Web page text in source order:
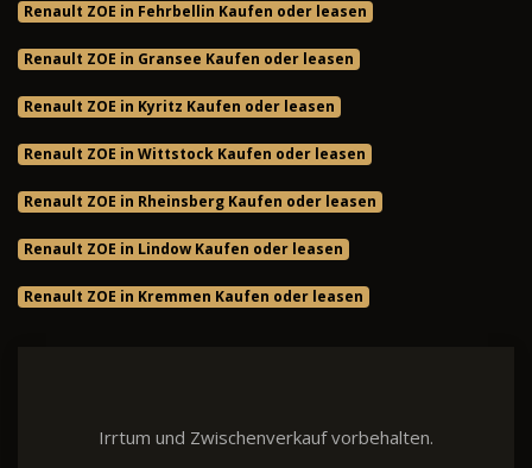
Renault ZOE in Fehrbellin Kaufen oder leasen
Renault ZOE in Gransee Kaufen oder leasen
Renault ZOE in Kyritz Kaufen oder leasen
Renault ZOE in Wittstock Kaufen oder leasen
Renault ZOE in Rheinsberg Kaufen oder leasen
Renault ZOE in Lindow Kaufen oder leasen
Renault ZOE in Kremmen Kaufen oder leasen
Irrtum und Zwischenverkauf vorbehalten.